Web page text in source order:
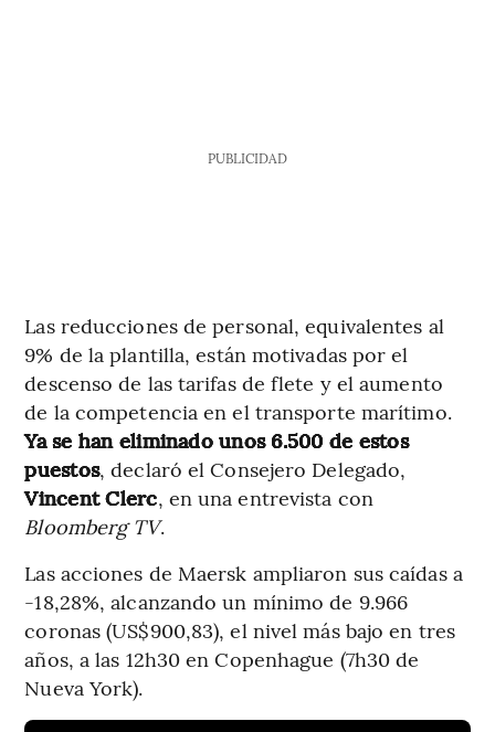
PUBLICIDAD
Las reducciones de personal, equivalentes al
9% de la plantilla, están motivadas por el
descenso de las tarifas de flete y el aumento
de la competencia en el transporte marítimo.
Ya se han eliminado unos 6.500 de estos
puestos, declaró el Consejero Delegado,
Vincent Clerc, en una entrevista con
Bloomberg TV.
Las acciones de Maersk ampliaron sus caídas a
-18,28%, alcanzando un mínimo de 9.966
coronas (US$900,83), el nivel más bajo en tres
años, a las 12h30 en Copenhague (7h30 de
Nueva York).